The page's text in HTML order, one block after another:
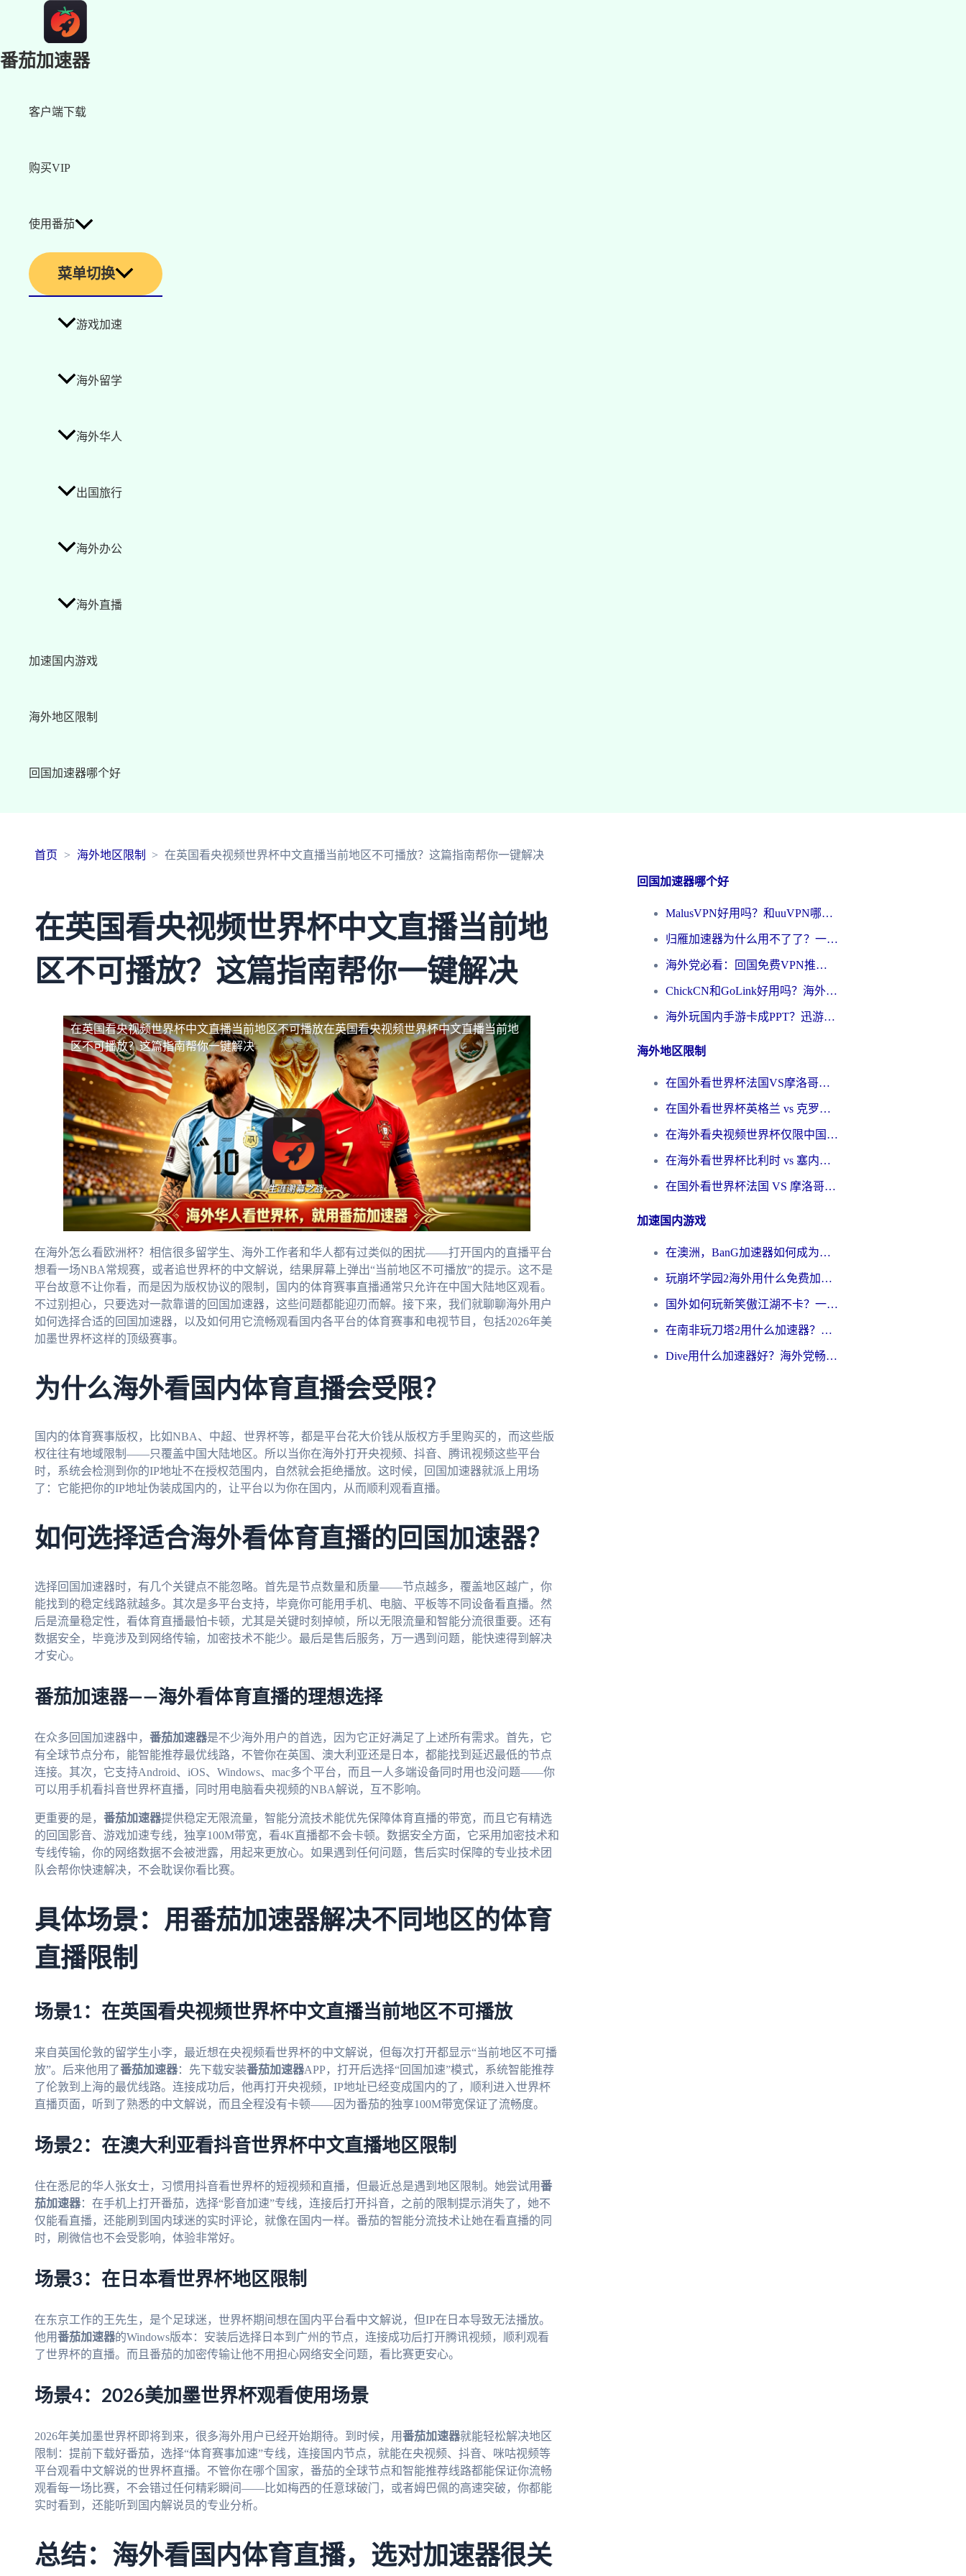
番茄加速器
客户端下载
购买VIP
使用番茄
菜单切换
游戏加速
海外留学
海外华人
出国旅行
海外办公
海外直播
加速国内游戏
海外地区限制
回国加速器哪个好
首页 海外地区限制 在英国看央视频世界杯中文直播当前地区不可播放？这篇指南帮你一键解决
在英国看央视频世界杯中文直播当前地
区不可播放？这篇指南帮你一键解决
在英国看央视频世界杯中文直播当前地区不可播放在英国看央视频世界杯中文直播当前地
区不可播放？这篇指南帮你一键解决
在海外怎么看欧洲杯？相信很多留学生、海外工作者和华人都有过类似的困扰——打开国内的直播平台
想看一场NBA常规赛，或者追世界杯的中文解说，结果屏幕上弹出“当前地区不可播放”的提示。这不是
平台故意不让你看，而是因为版权协议的限制，国内的体育赛事直播通常只允许在中国大陆地区观看。
不过别担心，只要选对一款靠谱的回国加速器，这些问题都能迎刃而解。接下来，我们就聊聊海外用户
如何选择合适的回国加速器，以及如何用它流畅观看国内各平台的体育赛事和电视节目，包括2026年美
加墨世界杯这样的顶级赛事。
为什么海外看国内体育直播会受限？
国内的体育赛事版权，比如NBA、中超、世界杯等，都是平台花大价钱从版权方手里购买的，而这些版
权往往有地域限制——只覆盖中国大陆地区。所以当你在海外打开央视频、抖音、腾讯视频这些平台
时，系统会检测到你的IP地址不在授权范围内，自然就会拒绝播放。这时候，回国加速器就派上用场
了：它能把你的IP地址伪装成国内的，让平台以为你在国内，从而顺利观看直播。
如何选择适合海外看体育直播的回国加速器？
选择回国加速器时，有几个关键点不能忽略。首先是节点数量和质量——节点越多，覆盖地区越广，你
能找到的稳定线路就越多。其次是多平台支持，毕竟你可能用手机、电脑、平板等不同设备看直播。然
后是流量稳定性，看体育直播最怕卡顿，尤其是关键时刻掉帧，所以无限流量和智能分流很重要。还有
数据安全，毕竟涉及到网络传输，加密技术不能少。最后是售后服务，万一遇到问题，能快速得到解决
才安心。
番茄加速器——海外看体育直播的理想选择
在众多回国加速器中， 番茄加速器是不少海外用户的首选，因为它正好满足了上述所有需求。首先，它
有全球节点分布，能智能推荐最优线路，不管你在英国、澳大利亚还是日本，都能找到延迟最低的节点
连接。其次，它支持Android、iOS、Windows、mac多个平台，而且一人多端设备同时用也没问题——你
可以用手机看抖音世界杯直播，同时用电脑看央视频的NBA解说，互不影响。
更重要的是， 番茄加速器提供稳定无限流量，智能分流技术能优先保障体育直播的带宽，而且它有精选
的回国影音、游戏加速专线，独享100M带宽，看4K直播都不会卡顿。数据安全方面，它采用加密技术和
专线传输，你的网络数据不会被泄露，用起来更放心。如果遇到任何问题，售后实时保障的专业技术团
队会帮你快速解决，不会耽误你看比赛。
具体场景：用番茄加速器解决不同地区的体育
直播限制
场景1：在英国看央视频世界杯中文直播当前地区不可播放
来自英国伦敦的留学生小李，最近想在央视频看世界杯的中文解说，但每次打开都显示“当前地区不可播
放”。后来他用了番茄加速器：先下载安装番茄加速器APP，打开后选择“回国加速”模式，系统智能推荐
了伦敦到上海的最优线路。连接成功后，他再打开央视频，IP地址已经变成国内的了，顺利进入世界杯
直播页面，听到了熟悉的中文解说，而且全程没有卡顿——因为番茄的独享100M带宽保证了流畅度。
场景2：在澳大利亚看抖音世界杯中文直播地区限制
住在悉尼的华人张女士，习惯用抖音看世界杯的短视频和直播，但最近总是遇到地区限制。她尝试用番
茄加速器：在手机上打开番茄，选择“影音加速”专线，连接后打开抖音，之前的限制提示消失了，她不
仅能看直播，还能刷到国内球迷的实时评论，就像在国内一样。番茄的智能分流技术让她在看直播的同
时，刷微信也不会受影响，体验非常好。
场景3：在日本看世界杯地区限制
在东京工作的王先生，是个足球迷，世界杯期间想在国内平台看中文解说，但IP在日本导致无法播放。
他用番茄加速器的Windows版本：安装后选择日本到广州的节点，连接成功后打开腾讯视频，顺利观看
了世界杯的直播。而且番茄的加密传输让他不用担心网络安全问题，看比赛更安心。
场景4：2026美加墨世界杯观看使用场景
2026年美加墨世界杯即将到来，很多海外用户已经开始期待。到时候，用番茄加速器就能轻松解决地区
限制：提前下载好番茄，选择“体育赛事加速”专线，连接国内节点，就能在央视频、抖音、咪咕视频等
平台观看中文解说的世界杯直播。不管你在哪个国家，番茄的全球节点和智能推荐线路都能保证你流畅
观看每一场比赛，不会错过任何精彩瞬间——比如梅西的任意球破门，或者姆巴佩的高速突破，你都能
实时看到，还能听到国内解说员的专业分析。
总结：海外看国内体育直播，选对加速器很关
回国加速器哪个好
MalusVPN好用吗？和uuVPN哪个好？海外党无缝访问国内资源的真实对比与选择指南
归雁加速器为什么用不了了？一位海外游子的真实困惑与技术解答
海外党必看：回国免费VPN推荐？别踩坑！教你选对加速器无缝刷国内资源
ChickCN和GoLink好用吗？海外党如何选对回国加速器
海外玩国内手游卡成PPT？迅游和奇游手游哪个好？一篇讲透回国加速器怎么选
海外地区限制
在国外看世界杯法国VS摩洛哥地区限制？这篇指南让你流畅看中文解说无压力
在国外看世界杯英格兰 vs 克罗地亚当前地区不可播放？这篇指南帮你搞定所有海外观赛难题
在海外看央视频世界杯仅限中国大陆？这篇指南帮你解锁中文解说+无卡顿直播
在海外看世界杯比利时 vs 塞内加尔仅限中国大陆？我找到了最流畅的中文解说之路
在国外看世界杯法国 VS 摩洛哥仅限中国大陆？海外党这样看中文解说赛事不卡顿
加速国内游戏
在澳洲，BanG加速器如何成为你国服游戏的“时光机”？
玩崩坏学园2海外用什么免费加速器好？2026海外党亲测国服游戏加速指南
国外如何玩新笑傲江湖不卡？一份给海外游子的终极网络指南
在南非玩刀塔2用什么加速器？一份给海外游子的终极生存指南
Dive用什么加速器好？海外党畅玩国服游戏的终极避坑指南